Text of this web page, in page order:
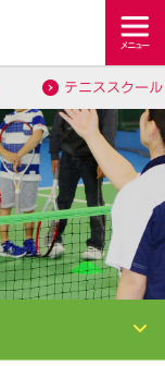
テニススクール